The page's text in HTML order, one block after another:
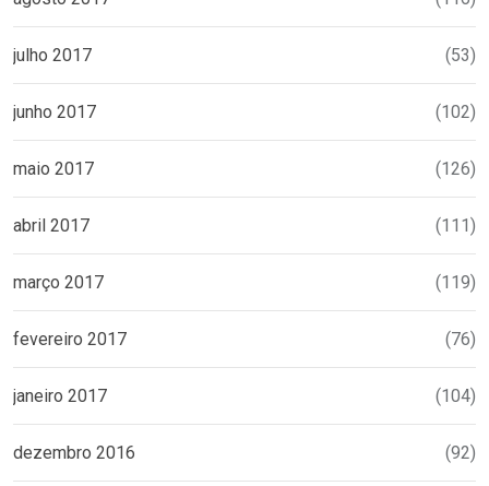
julho 2017 (53)
junho 2017 (102)
maio 2017 (126)
abril 2017 (111)
março 2017 (119)
fevereiro 2017 (76)
janeiro 2017 (104)
dezembro 2016 (92)